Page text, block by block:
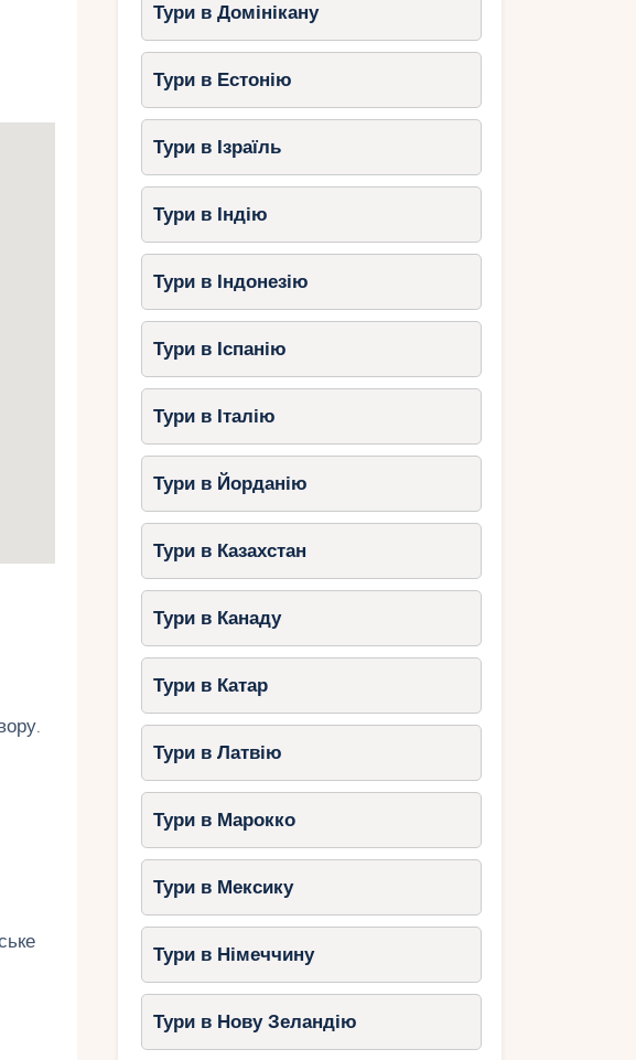
Тури в Домінікану
Тури в Естонію
Тури в Ізраїль
Тури в Індію
Тури в Індонезію
Тури в Іспанію
Тури в Італію
Тури в Йорданію
Тури в Казахстан
Тури в Канаду
Тури в Катар
Тури в Латвію
Тури в Марокко
Тури в Мексику
Тури в Німеччину
Тури в Нову Зеландію